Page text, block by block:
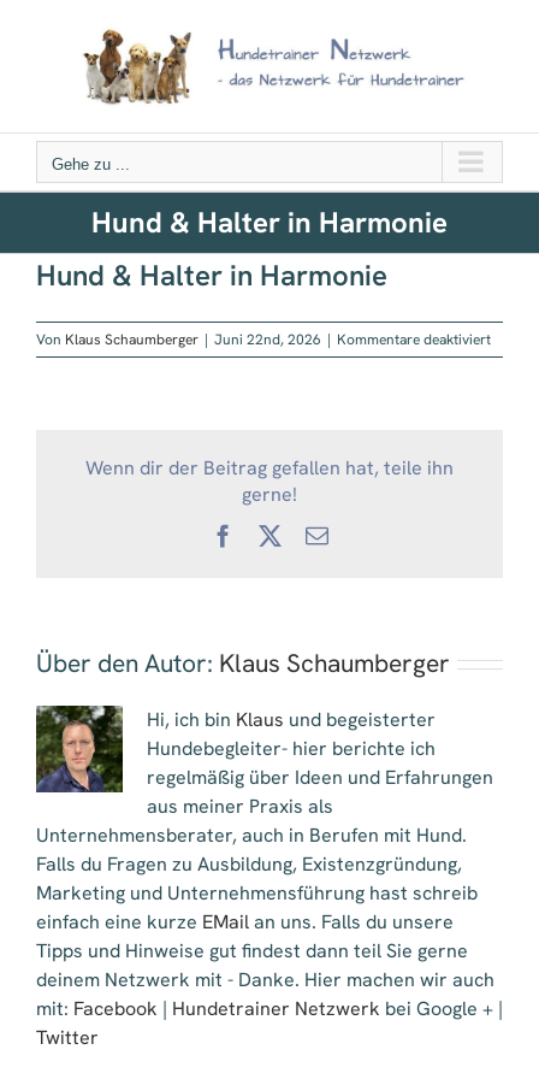
Gehe zu ...
Hund & Halter in Harmonie
Hund & Halter in Harmonie
Von Klaus Schaumberger | Juni 22nd, 2026 | Kommentare deaktiviertfür
Hund
Wenn dir der Beitrag gefallen hat, teile ihn
gerne!
Facebook
X
E-
Über den Autor: Klaus Schaumberger
Hi, ich bin Klaus und begeisterter
Hundebegleiter- hier berichte ich
regelmäßig über Ideen und Erfahrungen
aus meiner Praxis als
Unternehmensberater, auch in Berufen mit Hund.
Falls du Fragen zu Ausbildung, Existenzgründung,
Marketing und Unternehmensführung hast schreib
einfach eine kurze EMailan uns. Falls du unsere
Tipps und Hinweise gut findest dann teil Sie gerne
deinem Netzwerk mit - Danke. Hier machen wir auch
mit: Facebook | Hundetrainer Netzwerk bei Google + |
Twitter